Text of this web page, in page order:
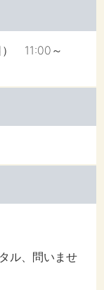
） 11:00～
ル、問いませ